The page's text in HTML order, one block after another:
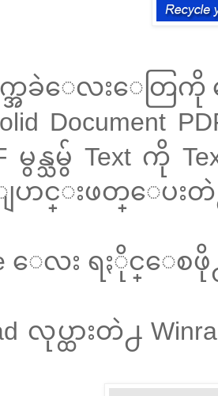
အခဲေလးေတြကို ေ
Document
မွန္သမွ် Text ကို
ာင္းဖတ္ေပးတဲ႕
ေလး ရႏိုင္ေစ
လုပ္ထားတဲ႕